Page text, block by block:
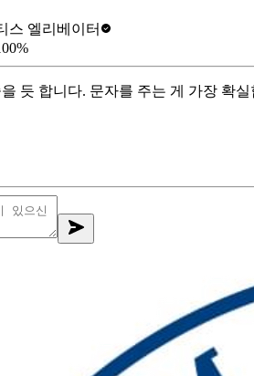
스 엘리베이터
%
듯 합니다. 문자를 주는 게 가장 확